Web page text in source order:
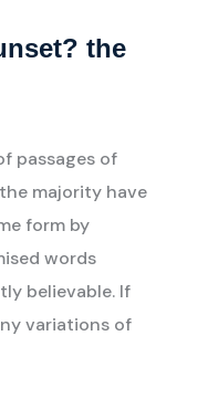
the
passages of
majority have
form by
words
believable. If
variations of